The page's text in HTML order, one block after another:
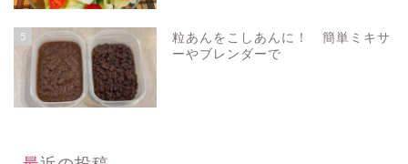
5
粒あんをこしあんに！ 簡単ミキサ
ーやブレンダーで